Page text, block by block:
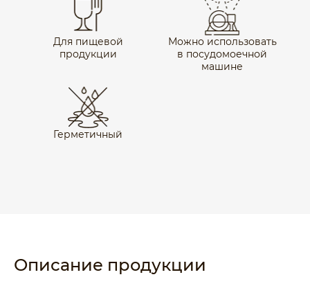
Для пищевой
продукции
Можно использовать
в посудомоечной
машине
Герметичный
Описание продукции